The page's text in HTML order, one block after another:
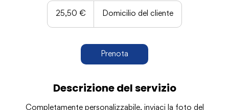
25,50
euro
25,50 € Domicilio del cliente
Prenota
Descrizione del servizio
Completamente personalizzabile, inviaci la foto del